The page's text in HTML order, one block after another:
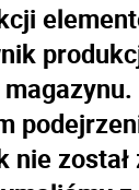
został